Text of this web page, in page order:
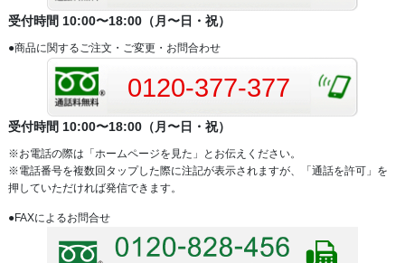
受付時間 10:00〜18:00（月〜日・祝）
●商品に関するご注文・ご変更・お問合わせ
0120-377-377
受付時間 10:00〜18:00（月〜日・祝）
※お電話の際は「ホームページを見た」とお伝えください。
※電話番号を複数回タップした際に注記が表示されますが、「通話を許可」を
押していただければ発信できます。
●FAXによるお問合せ